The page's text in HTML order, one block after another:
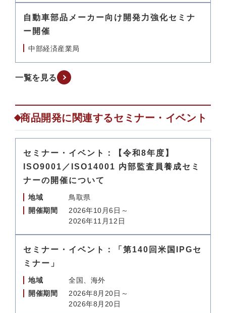
自動車部品メーカー向け開発力強化セミナ
ー開催
中部経済産業局
一覧を見る
商品開発に関連するセミナー・イベント
セミナー・イベント：【令和8年度】
ISO9001／ISO14001 内部監査員養成セミ
ナーの開催について
地域
鳥取県
開催期間
2026年10月6日～
2026年11月12日
セミナー・イベント：「第140回米国IPGセ
ミナー」
地域
全国、海外
開催期間
2026年8月20日～
2026年8月20日